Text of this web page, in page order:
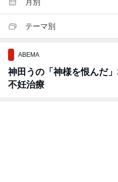
月別
テーマ別
ABEMA
神田うの「神様を恨んだ
不妊治療